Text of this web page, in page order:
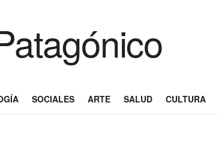
SOCIALES ARTE SALUD CULTURA